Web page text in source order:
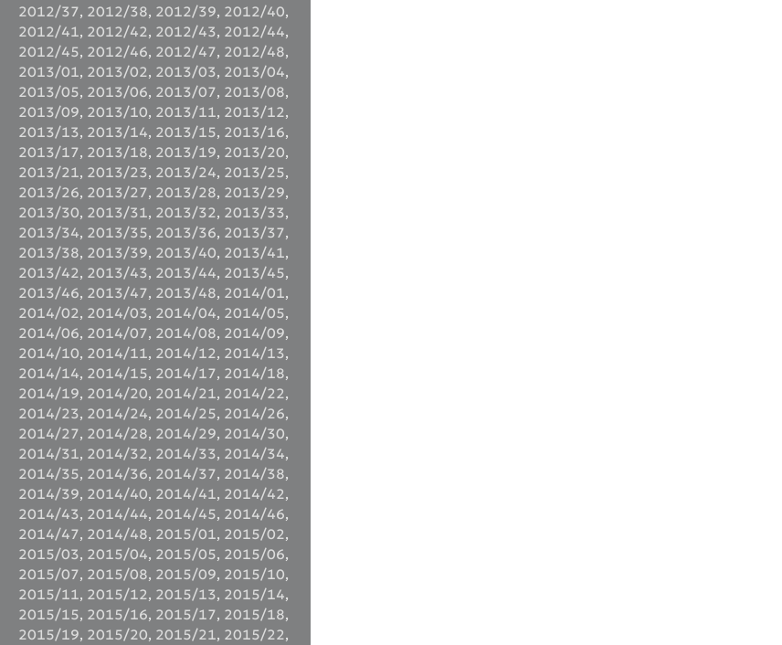
2012/37, 2012/38, 2012/39, 2012/40,
2012/41, 2012/42, 2012/43, 2012/44,
2012/45, 2012/46, 2012/47, 2012/48,
2013/01, 2013/02, 2013/03, 2013/04,
2013/05, 2013/06, 2013/07, 2013/08,
2013/09, 2013/10, 2013/11, 2013/12,
2013/13, 2013/14, 2013/15, 2013/16,
2013/17, 2013/18, 2013/19, 2013/20,
2013/21, 2013/23, 2013/24, 2013/25,
2013/26, 2013/27, 2013/28, 2013/29,
2013/30, 2013/31, 2013/32, 2013/33,
2013/34, 2013/35, 2013/36, 2013/37,
2013/38, 2013/39, 2013/40, 2013/41,
2013/42, 2013/43, 2013/44, 2013/45,
2013/46, 2013/47, 2013/48, 2014/01,
2014/02, 2014/03, 2014/04, 2014/05,
2014/06, 2014/07, 2014/08, 2014/09,
2014/10, 2014/11, 2014/12, 2014/13,
2014/14, 2014/15, 2014/17, 2014/18,
2014/19, 2014/20, 2014/21, 2014/22,
2014/23, 2014/24, 2014/25, 2014/26,
2014/27, 2014/28, 2014/29, 2014/30,
2014/31, 2014/32, 2014/33, 2014/34,
2014/35, 2014/36, 2014/37, 2014/38,
2014/39, 2014/40, 2014/41, 2014/42,
2014/43, 2014/44, 2014/45, 2014/46,
2014/47, 2014/48, 2015/01, 2015/02,
2015/03, 2015/04, 2015/05, 2015/06,
2015/07, 2015/08, 2015/09, 2015/10,
2015/11, 2015/12, 2015/13, 2015/14,
2015/15, 2015/16, 2015/17, 2015/18,
2015/19, 2015/20, 2015/21, 2015/22,